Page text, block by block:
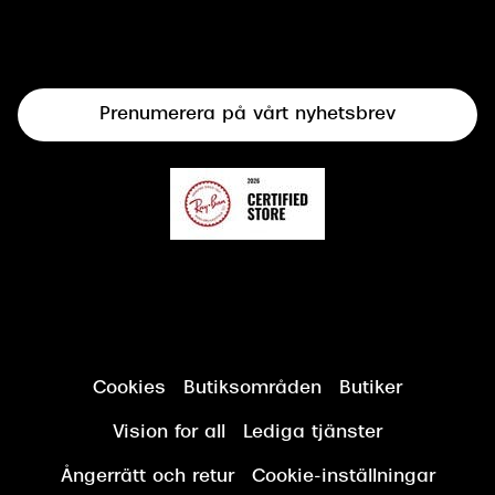
Prenumerera på vårt nyhetsbrev
Cookies Butiksområden Butiker
Vision for all Lediga tjänster
Ångerrätt och retur Cookie-inställningar